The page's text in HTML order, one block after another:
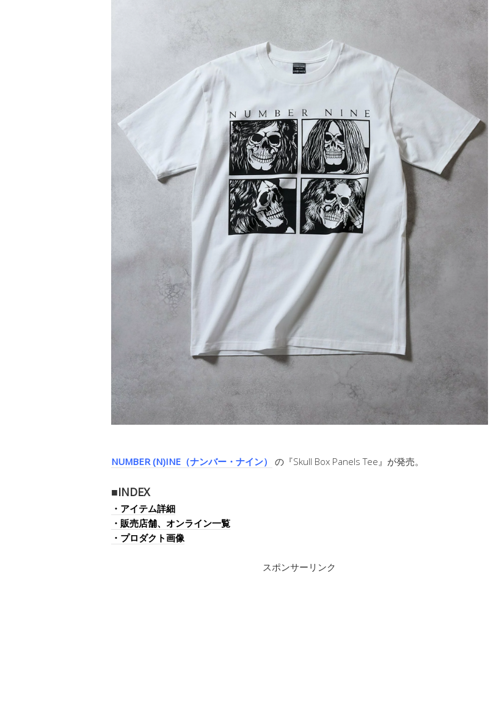
NUMBER (N)INE（ナンバー・ナイン） の『Skull Box Panels Tee』が発売。
■INDEX
・アイテム詳細
・販売店舗、オンライン一覧
・プロダクト画像
スポンサーリンク